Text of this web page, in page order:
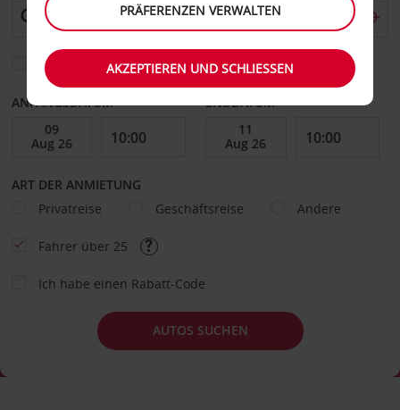
Eine andere Rückgabestation auswählen
ANFANGSDATUM ENDDATUM
ART DER ANMIETUNG
Privatreise
Geschäftsreise Andere
Fahrer über 25
Ich habe einen Rabatt-Code
AUTOS SUCHEN
PRÄFERENZEN VERWALTEN
AKZEPTIEREN UND SCHLIESSEN